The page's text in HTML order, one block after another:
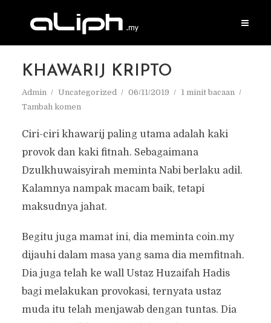
KHAWARIJ KRIPTO
Admin Uncategorized 06/11/2019
1 minit bacaan
Tambah komen
Ciri-ciri khawarij paling utama adalah kaki
provok dan kaki fitnah. Sebagaimana
Dzulkhuwaisyirah meminta Nabi berlaku adil.
Kalamnya nampak macam baik, tetapi
maksudnya jahat.
Begitu juga mamat ini, dia meminta coin.my
dijauhi dalam masa yang sama dia memfitnah.
Dia juga telah ke wall Ustaz Huzaifah Hadis
bagi melakukan provokasi, ternyata ustaz
muda itu telah menjawab dengan tuntas. Dia